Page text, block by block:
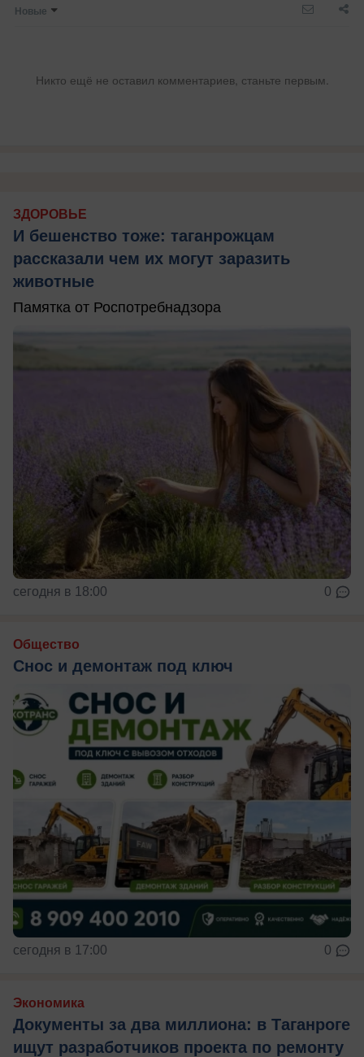
Новые
Никто ещё не оставил комментариев, станьте первым.
ЗДОРОВЬЕ
И бешенство тоже: таганрожцам
рассказали чем их могут заразить
животные
Памятка от Роспотребнадзора
сегодня в 18:00 0
Общество
Снос и демонтаж под ключ
сегодня в 17:00 0
Экономика
Документы за два миллиона: в Таганроге
ищут разработчиков проекта по ремонту